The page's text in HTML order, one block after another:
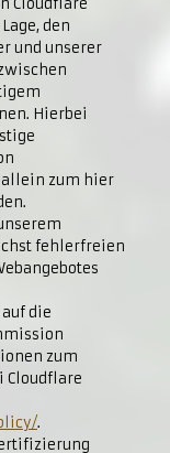
Cloudflare
den
und unserer
Hierbei
zum hier
fehlerfreien
die
zum
Cloudflare
.